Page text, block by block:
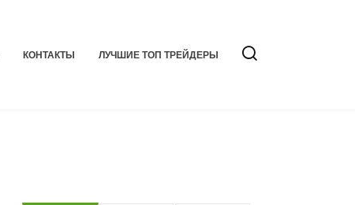
КОНТАКТЫ ЛУЧШИЕ ТОП ТРЕЙДЕРЫ